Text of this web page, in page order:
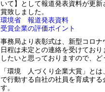
いて】として報道発表資料が更
賞致しました。
環境省 報道発表資料
受賞企業の評価ポイント
事務局より表彰式は、新型コロ
日程は未定との連絡を受けてお
したいと思っておりますので、ど
「環境 人づくり企業大賞」と
で行動する自社の社員を育成す
す。